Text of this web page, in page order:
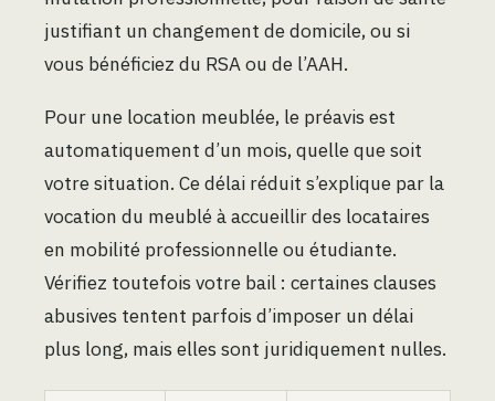
justifiant un changement de domicile, ou si
vous bénéficiez du RSA ou de l’AAH.
Pour une location meublée, le préavis est
automatiquement d’un mois, quelle que soit
votre situation. Ce délai réduit s’explique par la
vocation du meublé à accueillir des locataires
en mobilité professionnelle ou étudiante.
Vérifiez toutefois votre bail : certaines clauses
abusives tentent parfois d’imposer un délai
plus long, mais elles sont juridiquement nulles.